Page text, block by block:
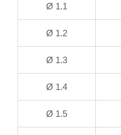
Ø 1.1
Ø 1.2
Ø 1.3
Ø 1.4
Ø 1.5